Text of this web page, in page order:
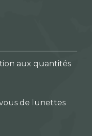
aux quantités
de lunettes